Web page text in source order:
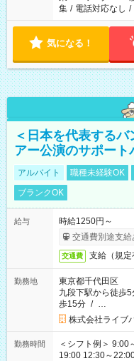
集 / 電話対応なし /
気になる！
＜日本を代表する
アー公演のサポー
アルバイト 職種未経験OK
ブランクOK
給与
時給1250円～
交通費別途支給
交通費 支給（規定
勤務地
東京都千代田区
九段下駅から徒歩5
歩15分 / …
株式会社ライブ
勤務時間
＜シフト例＞
19:00 12:30～22:00 上記の時間から好きな時間を選べます